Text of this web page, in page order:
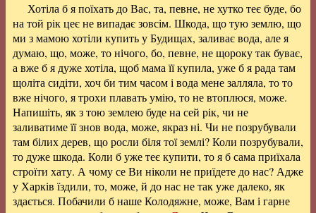
Хотіла б я поїхать до Вас, та, певне, не хутко теє буде, бо
на той рік цеє не випадає зовсім. Шкода, що тую землю, що
ми з мамою хотіли купить у Будищах, заливає вода, але я
думаю, що, може, то нічого, бо, певне, не щороку так буває,
а вже б я дуже хотіла, щоб мама її купила, уже б я рада там
щоліта сидіти, хоч би тим часом і вода мене залляла, то то
вже нічого, я трохи плавать умію, то не втоплюся, може.
Напишіть, як з тою землею буде на сей рік, чи не
заливатиме її знов вода, може, якраз ні. Чи не позрубували
там білих дерев, що росли біля тої землі? Коли позрубували,
то дуже шкода. Коли б уже теє купити, то я б сама приїхала
строїти хату. А чому се Ви ніколи не приїдете до нас? Адже
у Харків їздили, то, може, й до нас не так уже далеко, як
здається. Побачили б наше Колодяжне, може, Вам і гарне